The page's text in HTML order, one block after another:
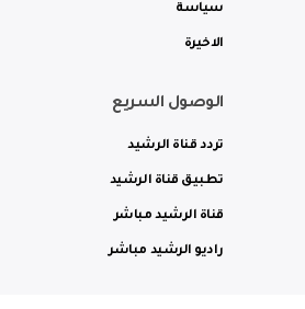
سياسة
الاخيرة
الوصول السريع
تردد قناة الرشيد
تطبيق قناة الرشيد
قناة الرشيد مباشر
راديو الرشيد مباشر